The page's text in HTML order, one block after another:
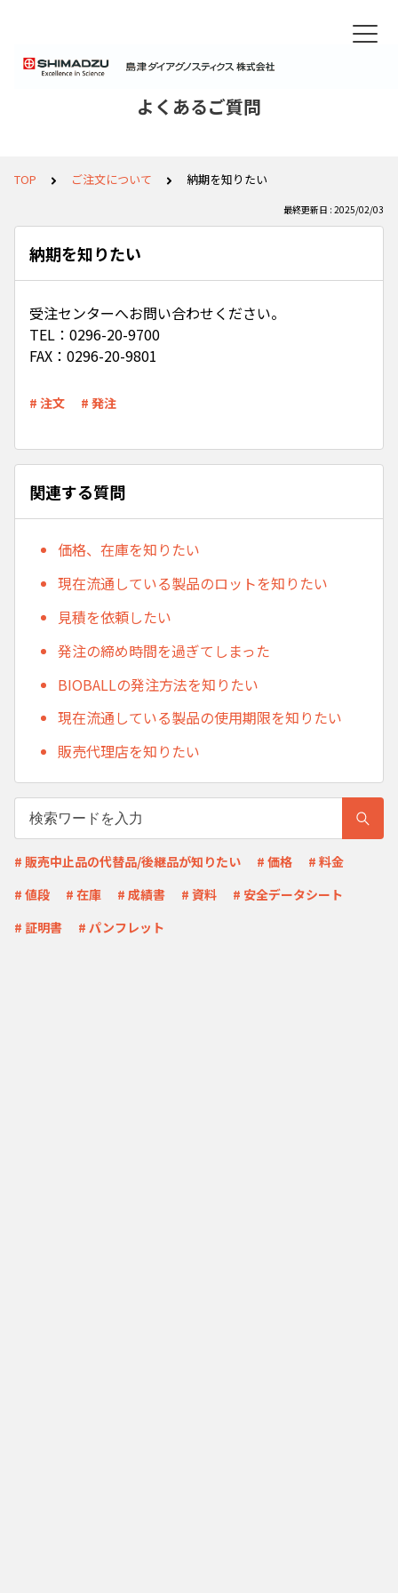
よくあるご質問
TOP ご注文について 納期を知りたい
最終更新日 : 2025/02/03
納期を知りたい
受注センターへお問い合わせください。
TEL：0296-20-9700
FAX：0296-20-9801
# 注文 # 発注
関連する質問
価格、在庫を知りたい
現在流通している製品のロットを知りたい
見積を依頼したい
発注の締め時間を過ぎてしまった
BIOBALLの発注方法を知りたい
現在流通している製品の使用期限を知りたい
販売代理店を知りたい
# 販売中止品の代替品/後継品が知りたい # 価格
# 料金
# 値段
# 在庫 # 成績書 # 資料
# 安全データシート
# 証明書
# パンフレット